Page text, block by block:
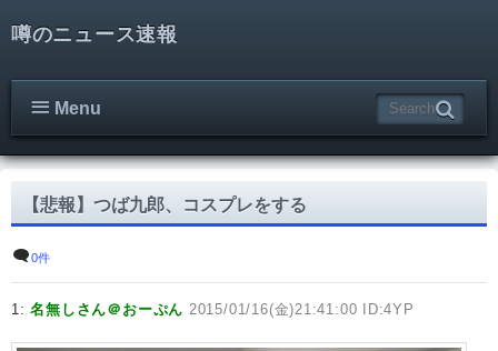
噂のニュース速報
Menu
【悲報】つば九郎、コスプレをする
0件
1:名無しさん＠おーぷん 2015/01/16(金)21:41:00 ID:4YP